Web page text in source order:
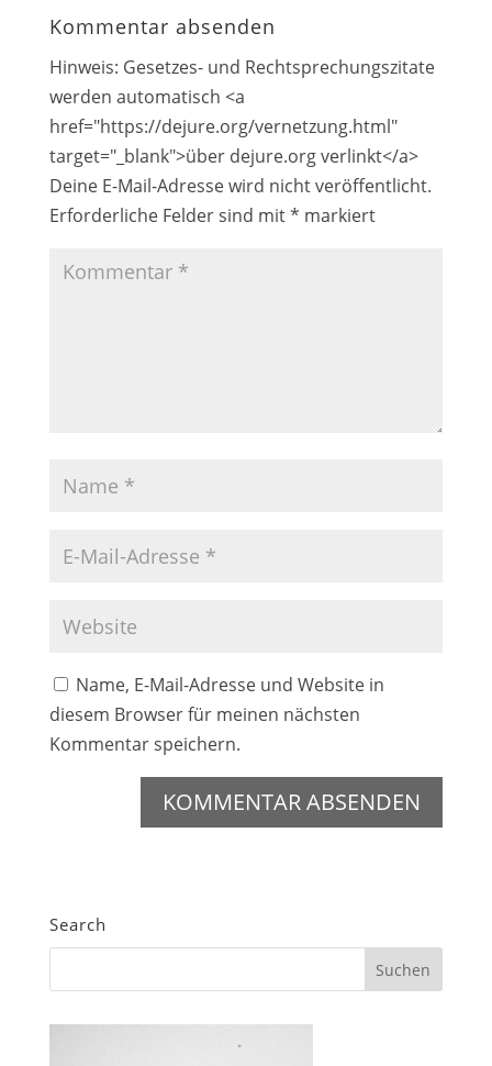
Kommentar absenden
Hinweis: Gesetzes- und Rechtsprechungszitate
werden automatisch <a
href="https://dejure.org/vernetzung.html"
target="_blank">über dejure.org verlinkt</a>
Deine E-Mail-Adresse wird nicht veröffentlicht.
Erforderliche Felder sind mit* markiert
Name, E-Mail-Adresse und Website in
diesem Browser für meinen nächsten
Kommentar speichern.
Search